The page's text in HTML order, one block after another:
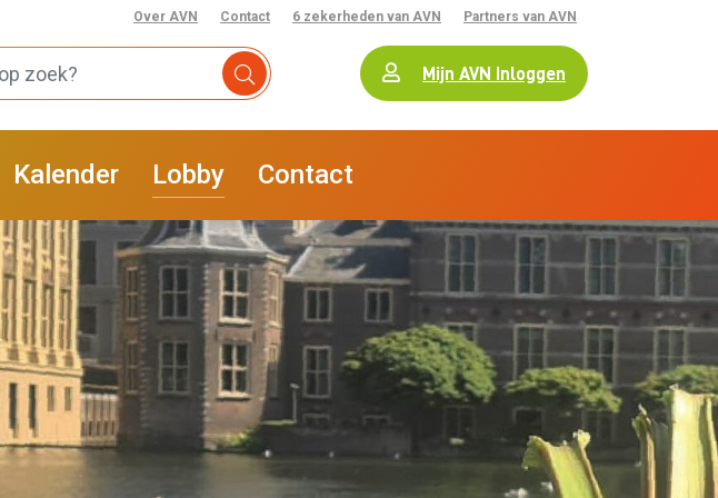
Mijn AVN Inloggen
Over AVN Contact 6 zekerheden van AVN Partners van AVN
Calculator arbeidsproductiviteit
Starten
eHerkenning
Stoppen
Veiligheid ARBO
AVN Risk
AVN Marktplaats
Winkelinrichting
AVN Facility
Kalender Lobby Contact